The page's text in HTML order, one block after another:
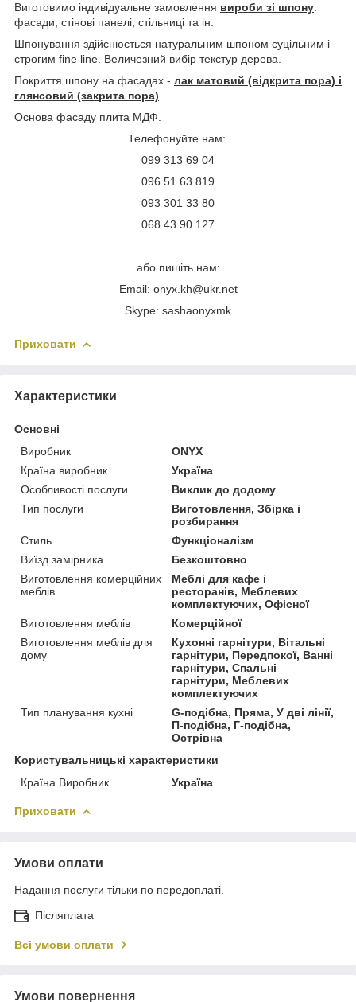
Виготовимо індивідуальне замовлення вироби зі шпону:
фасади, стінові панелі, стільниці та ін.
Шпонування здійснюється натуральним шпоном суцільним і
строгим fine line. Величезний вибір текстур дерева.
Покриття шпону на фасадах - лак матовий (відкрита пора) і
глянсовий (закрита пора)
Основа фасаду плита МДФ.
Телефонуйте нам:
099 313 69 04
096 51 63 819
093 301 33 80
068 43 90 127
або пишіть нам:
Email: onyx.kh@ukr.net
Skype: sashaonyxmk
Приховати
Характеристики
Основні
Виробник
ONYX
Країна виробник
Україна
Особливості послуги
Виклик до додому
Тип послуги
Виготовлення, Збірка і
розбирання
Стиль
Функціоналізм
Виїзд замірника
Безкоштовно
Виготовлення комерційних
меблів
Меблі для кафе і
ресторанів, Меблевих
комплектуючих, Офісної
Виготовлення меблів
Комерційної
Виготовлення меблів для
дому
Кухонні гарнітури, Вітальні
гарнітури, Передпокої, Ванні
гарнітури, Спальні
гарнітури, Меблевих
комплектуючих
Тип планування кухні
G-подібна, Пряма, У дві лінії,
П-подібна, Г-подібна,
Острівна
Користувальницькі характеристики
Країна Виробник
Україна
Приховати
Умови оплати
Надання послуги тільки по передоплаті.
Післяплата
Всі умови оплати
Умови повернення